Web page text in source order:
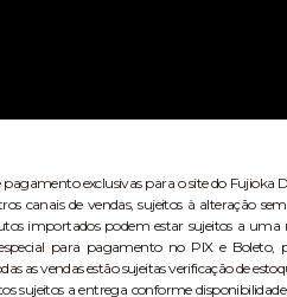
pagamento exclusivas para o site do
canais de vendas, sujeitos à alteração
importados podem estar sujeitos a
para pagamento no PIX e
as vendas estão sujeitas verificação de
sujeitos a entrega conforme